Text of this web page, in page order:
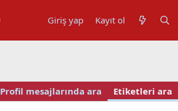
Giriş yap Kayıt ol
Profil mesajlarında ara
Etiketleri ara